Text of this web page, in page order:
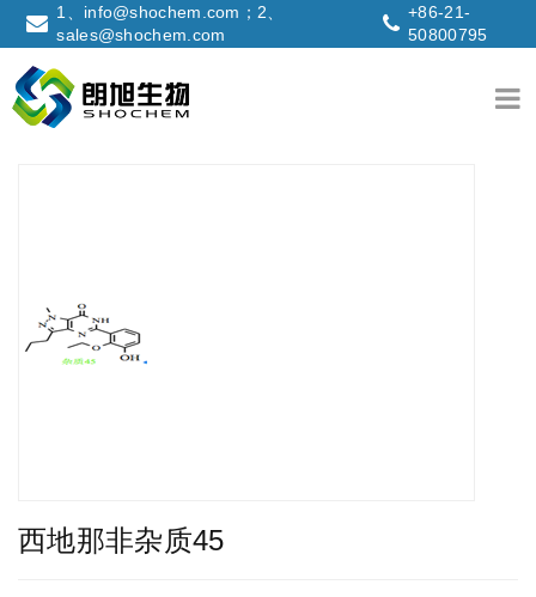
1、info@shochem.com；2、
sales@shochem.com
+86-21-
50800795
西地那非杂质45